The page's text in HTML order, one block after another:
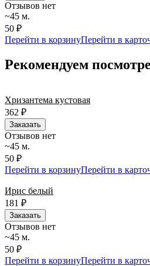
Отзывов нет
~45 м.
50 ₽
Перейти в корзинуПерейти в
Рекомендуем
Хризантема кустовая
362 ₽
Заказать
Отзывов нет
~45 м.
50 ₽
Перейти в корзинуПерейти в
Ирис белый
181
₽
Заказать
Отзывов нет
~45 м.
50 ₽
Перейти в корзинуПерейти в